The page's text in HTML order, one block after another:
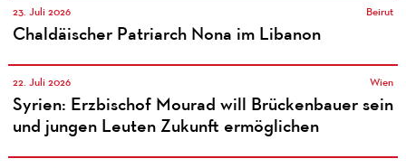
23. Juli 2026 Beirut
Chaldäischer Patriarch Nona im Libanon
22. Juli 2026 Wien
Syrien: Erzbischof Mourad will Brückenbauer sein
und jungen Leuten Zukunft ermöglichen